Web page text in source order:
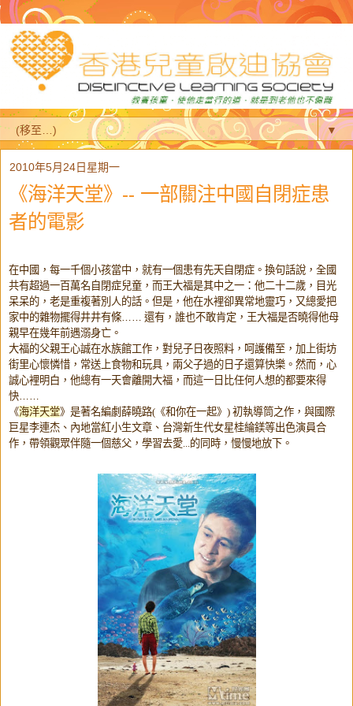
▼
2010年5月24日星期一
《海洋天堂》-- 一部關注中國自閉症患
者的電影
在中國，每一千個小孩當中，就有一個患有先天自閉症。換句話說， 全國
共有超過一百萬名自閉症兒童，而王大福是其中之一： 他二十二歲，目光
呆呆的，老是重複著別人的話。但是， 他在水裡卻異常地靈巧，又總愛把
家中的雜物擺得井井有條…… 還有，誰也不敢肯定，王大福是否曉得他母
親早在幾年前遇溺身亡。
大福的父親王心誠在水族館工作，對兒子日夜照料，呵護備至， 加上街坊
街里心懷憐惜，常送上食物和玩具， 兩父子過的日子還算快樂。然而，心
誠心裡明白， 他總有一天會離開大福，而這一日比任何人想的都要來得
快……
《海洋天堂》是著名編劇薛曉路( 《和你在一起》 ) 初執導筒之作，與國際
巨星李連杰、內地當紅小生文章、 台灣新生代女星桂綸鎂等出色演員合
作，帶領觀眾伴隨一個慈父， 學習去愛...的同時，慢慢地放下。